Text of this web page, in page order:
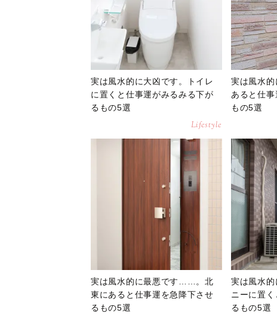
実は風水的に大凶です。トイレ
に置くと仕事運がみるみる下が
るもの5選
Lifestyle
実は風水的
あると仕
もの5選
実は風水的に最悪です……。北
東にあると仕事運を急降下させ
るもの5選
実は風水的
ニーに置
るもの5選